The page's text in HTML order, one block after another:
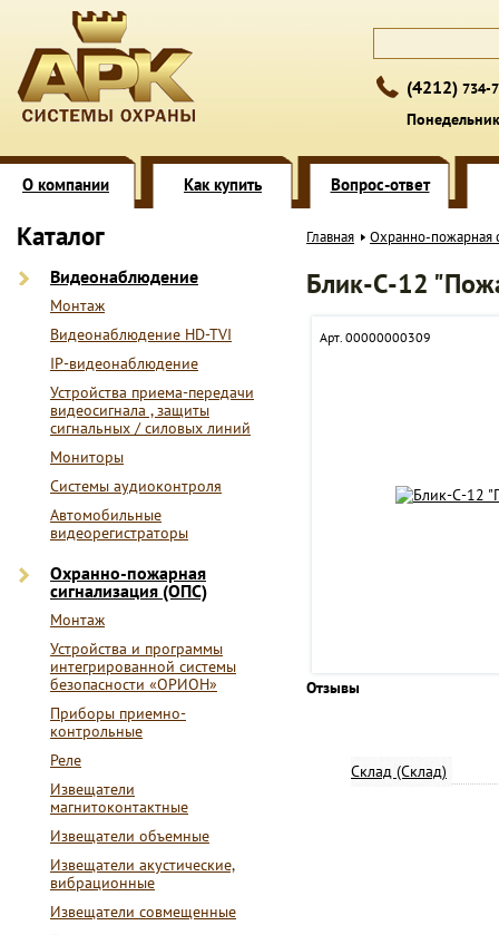
(4212) 734-
О компании Как купить Вопрос-ответ
Каталог
Видеонаблюдение
Монтаж
Видеонаблюдение HD-TVI
IP-видеонаблюдение
Устройства приема-передачи
видеосигнала , защиты
сигнальных / силовых линий
Мониторы
Системы аудиоконтроля
Автомобильные
видеорегистраторы
Охранно-пожарная
сигнализация (ОПС)
Монтаж
Устройства и программы
интегрированной системы
безопасности «ОРИОН»
Приборы приемно-
контрольные
Реле
Извещатели
магнитоконтактные
Извещатели объемные
Извещатели акустические,
вибрационные
Извещатели совмещенные
Главная Охранно-пожарная
Блик-С-12
Арт. 00000000309
Отзывы
Склад (Склад)